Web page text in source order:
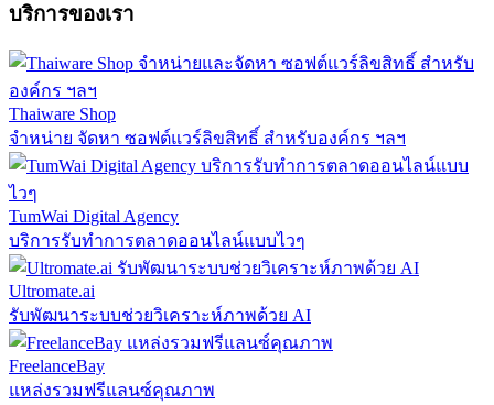
บริการของเรา
Thaiware Shop
จำหน่าย จัดหา ซอฟต์แวร์ลิขสิทธิ์ สำหรับองค์กร ฯลฯ
TumWai Digital Agency
บริการรับทำการตลาดออนไลน์แบบไวๆ
Ultromate.ai
รับพัฒนาระบบช่วยวิเคราะห์ภาพด้วย AI
FreelanceBay
แหล่งรวมฟรีแลนซ์คุณภาพ